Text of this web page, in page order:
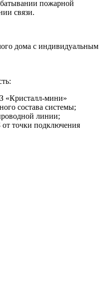
пожарной
связи.
дома с индивидуальным
«Кристалл-мини»
состава системы;
линии;
точки подключения